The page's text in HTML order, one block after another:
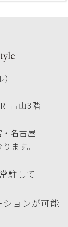
青山3階
名古屋
ます。
駐して
ョンが可能